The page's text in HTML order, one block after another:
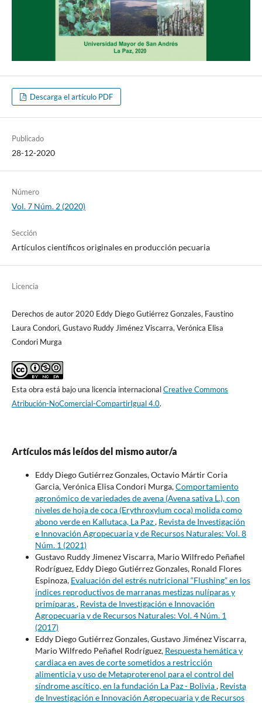
Descarga el artículo PDF
Publicado
28-12-2020
Número
Vol. 7 Núm. 2 (2020)
Sección
Artículos científicos originales en producción pecuaria
Licencia
Derechos de autor 2020 Eddy Diego Gutiérrez Gonzales, Faustino
Laura Condori, Gustavo Ruddy Jiménez Viscarra, Verónica Elisa
Condori Murga
Esta obra está bajo una licencia internacionalCreative Commons
Atribución-NoComercial-CompartirIgual 4.0.
Artículos más leídos del mismo autor/a
Eddy Diego Gutiérrez Gonzales, Octavio Mártir Coria
Garcia, Verónica Elisa Condori Murga,Comportamiento
agronómico de variedades de avena (Avena sativa L.), con
niveles de hoja de coca (Erythroxylum coca) molida como
abono verde en Kallutaca, La Paz, Revista de Investigación
e Innovación Agropecuaria y de Recursos Naturales: Vol. 8
Núm. 1 (2021)
Gustavo Ruddy Jimenez Viscarra, Mario Wilfredo Peñafiel
Rodríguez, Eddy Diego Gutiérrez Gonzales, Ronald Flores
Espinoza, Evaluación del estrés nutricional “Flushing” en los
índices reproductivos de marranas mestizas nulíparas y
primíparas, Revista de Investigación e Innovación
Agropecuaria y de Recursos Naturales: Vol. 4 Núm. 1
(2017)
Eddy Diego Gutiérrez Gonzales, Gustavo Jiménez Viscarra,
Mario Wilfredo Peñafiel Rodríguez, Respuesta hemática y
cardiaca en aves de corte sometidos a restricción
alimenticia y uso de Metaproterenol para el control del
síndrome ascítico, en la fundación La Paz - Bolivia, Revista
de Investigación e Innovación Agropecuaria y de Recursos